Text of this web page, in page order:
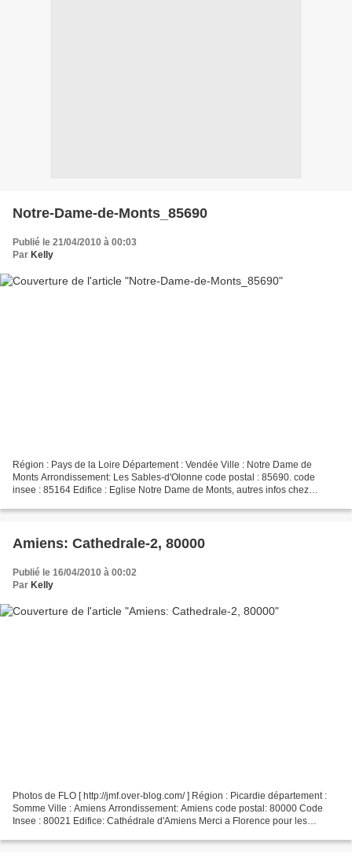
Notre-Dame-de-Monts_85690
Publié le 21/04/2010 à 00:03
Par Kelly
Région : Pays de la Loire Département : Vendée Ville : Notre Dame de
Monts Arrondissement: Les Sables-d'Olonne code postal : 85690. code
insee : 85164 Edifice : Eglise Notre Dame de Monts, autres infos chez
Amiens: Cathedrale-2, 80000
Publié le 16/04/2010 à 00:02
Par Kelly
Photos de FLO [ http://jmf.over-blog.com/ ] Région : Picardie département :
Somme Ville : Amiens Arrondissement: Amiens code postal: 80000 Code
Insee : 80021 Edifice: Cathédrale d'Amiens Merci a Florence pour les